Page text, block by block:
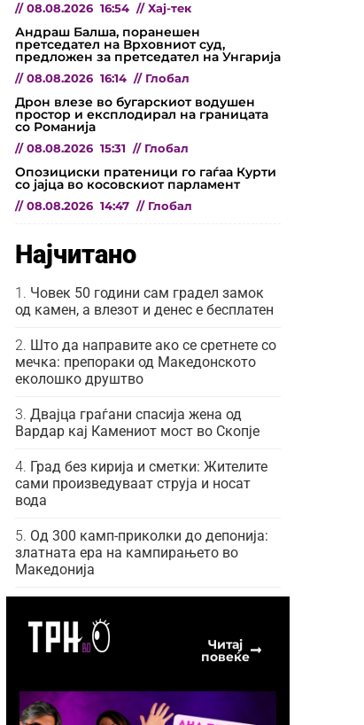
// 08.08.2026 16:54 // Хај-тек
Андраш Балша, поранешен
претседател на Врховниот суд,
предложен за претседател на Унгарија
// 08.08.2026 16:14 // Глобал
Дрон влезе во бугарскиот водушен
простор и експлодирал на границата
со Романија
// 08.08.2026 15:31 // Глобал
Опозициски пратеници го гаѓаа Курти
со јајца во косовскиот парламент
// 08.08.2026 14:47 // Глобал
Најчитано
Човек 50 години сам градел замок
од камен, а влезот и денес е бесплатен
Што да направите ако се сретнете со
мечка: препораки од Македонското
еколошко друштво
Двајца граѓани спасија жена од
Вардар кај Камениот мост во Скопје
Град без кирија и сметки: Жителите
сами произведуваат струја и носат
вода
Од 300 камп-приколки до депонија:
златната ера на кампирањето во
Македонија
Читај
повеќе